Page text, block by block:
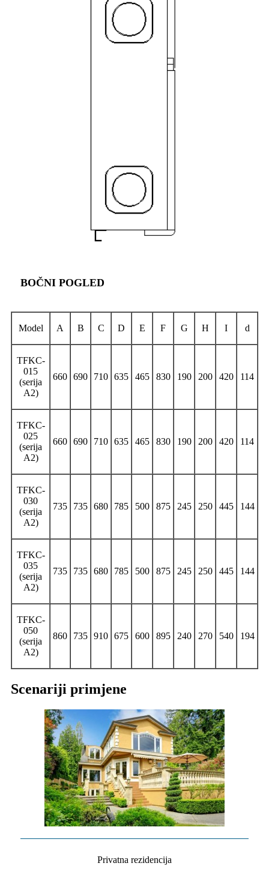
BOČNI POGLED
Model A B C D E F G H I d
TFKC-
015
(serija
A2)
660 690 710 635 465 830 190 200 420 114
TFKC-
025
(serija
A2)
660 690 710 635 465 830 190 200 420 114
TFKC-
030
(serija
A2)
735 735 680 785 500 875 245 250 445 144
TFKC-
035
(serija
A2)
735 735 680 785 500 875 245 250 445 144
TFKC-
050
(serija
A2)
860 735 910 675 600 895 240 270 540 194
Scenariji primjene
Privatna rezidencija